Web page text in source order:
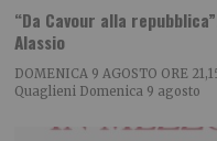
“Da Cavour alla
Alassio
DOMENICA 9 AGOSTO ORE
Quaglieni Domenica 9 agosto